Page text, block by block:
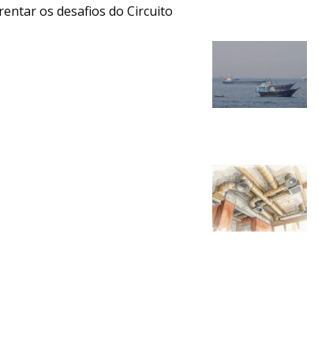
os desafios do Circuito